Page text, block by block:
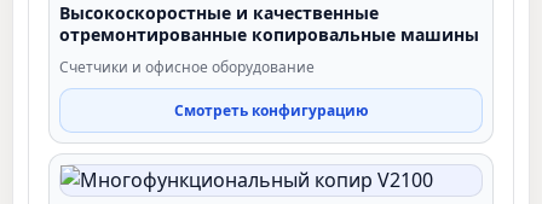
Высокоскоростные и качественные
отремонтированные копировальные машины
Счетчики и офисное оборудование
Смотреть конфигурацию